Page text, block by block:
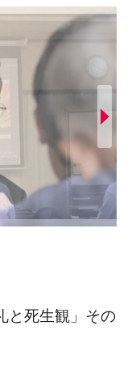
と死生観」その